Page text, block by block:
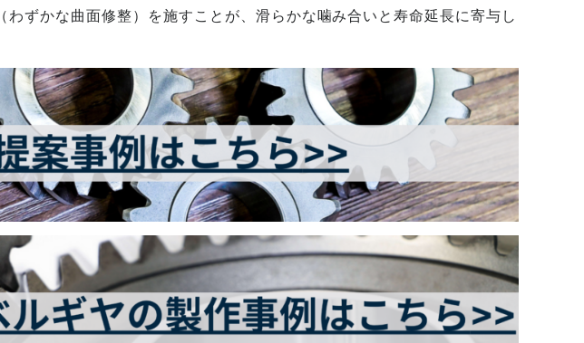
（わずかな曲面修整）を施すことが、滑らかな噛み合いと寿命延長に寄与し